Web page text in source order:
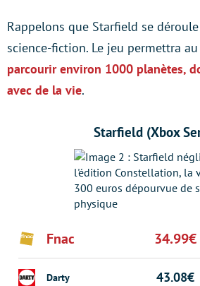
Rappelons que Starfield se
science-fiction. Le jeu permettra
parcourir environ 1000 planètes,
avec de la vie.
Starfield (Xbox
Fnac 34.99€
Darty 43.08€